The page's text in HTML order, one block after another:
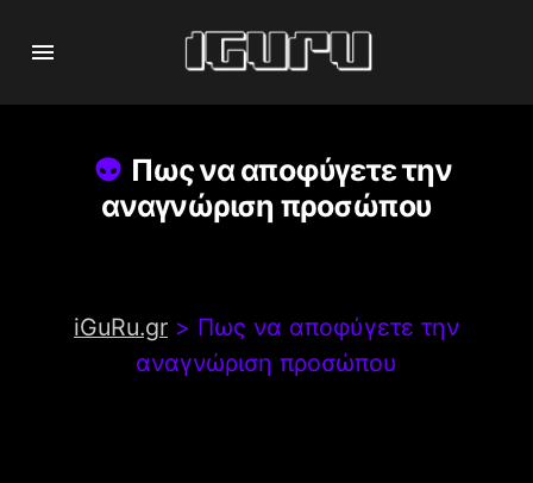
Πως να αποφύγετε την
αναγνώριση προσώπου
iGuRu.gr > Πως να αποφύγετε την
αναγνώριση προσώπου